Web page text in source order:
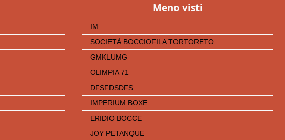
Meno visti
IM
SOCIETÀ BOCCIOFILA TORTORETO
GMKLUMG
OLIMPIA 71
DFSFDSDFS
IMPERIUM BOXE
ERIDIO BOCCE
JOY PETANQUE